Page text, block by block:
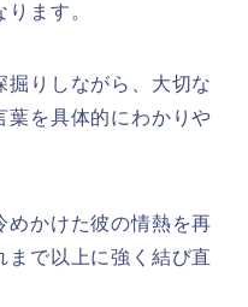
ます。
掘りしながら、大切な
葉を具体的にわかりや
めかけた彼の情熱を再
まで以上に強く結び直